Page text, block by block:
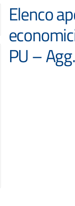
Elenco
PU –